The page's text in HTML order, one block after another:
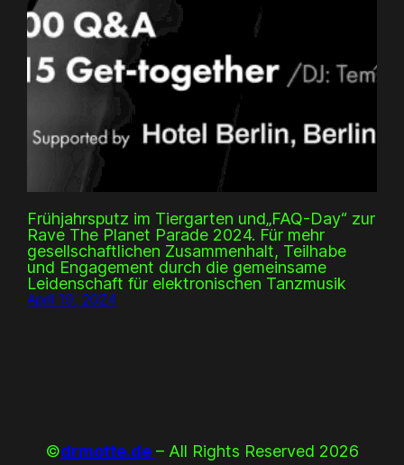
Frühjahrsputz im Tiergarten und„FAQ-Day“ zur
Rave The Planet Parade 2024. Für mehr
gesellschaftlichen Zusammenhalt, Teilhabe
und Engagement durch die gemeinsame
Leidenschaft für elektronischen Tanzmusik
April 19, 2024
©drmotte.de – All Rights Reserved 2026